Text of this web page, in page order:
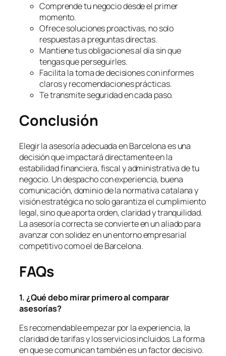
Comprende tu negocio desde el primer
momento.
Ofrece soluciones proactivas, no solo
respuestas a preguntas directas.
Mantiene tus obligaciones al día sin que
tengas que perseguirles.
Facilita la toma de decisiones con informes
claros y recomendaciones prácticas.
Te transmite seguridad en cada paso.
Conclusión
Elegir la asesoría adecuada en Barcelona es una
decisión que impactará directamente en la
estabilidad financiera, fiscal y administrativa de tu
negocio. Un despacho con experiencia, buena
comunicación, dominio de la normativa catalana y
visión estratégica no solo garantiza el cumplimiento
legal, sino que aporta orden, claridad y tranquilidad.
La asesoría correcta se convierte en un aliado para
avanzar con solidez en un entorno empresarial
competitivo como el de Barcelona.
FAQs
1. ¿Quédebo mirar primero al comparar
asesorías?
Es recomendable empezar por la experiencia, la
claridad de tarifas y los servicios incluidos. La forma
en que se comunican también es un factor decisivo.